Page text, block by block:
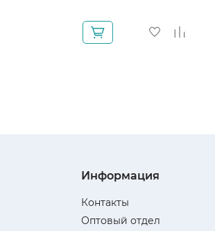
Информация
Контакты
Оптовый отдел